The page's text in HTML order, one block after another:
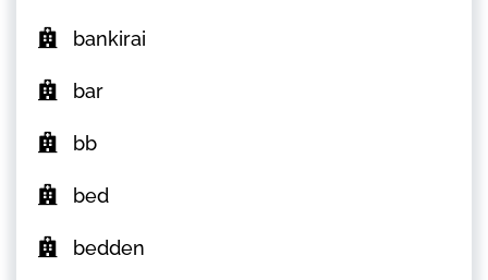
bankirai
bar
bb
bed
bedden